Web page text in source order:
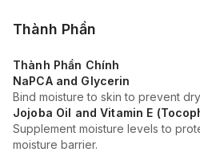
Thành Phần
Thành Phần Chính
NaPCA and Glycerin
Bind moisture to skin to prevent
Jojoba Oil and Vitamin E
Supplement moisture levels to
moisture barrier.